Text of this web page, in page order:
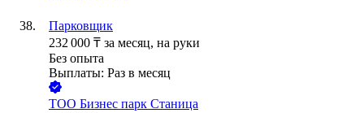
Парковщик
232 000 ₸ за месяц, на руки
Без опыта
Выплаты: Раз в месяц
ТОО Бизнес парк Станица